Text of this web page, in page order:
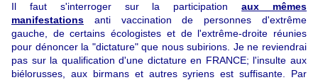
Il faut s'interroger sur la participationaux mêmes
manifestations anti vaccination de personnes d'extrême
gauche, de certains écologistes et de l'extrême-droite réunies
pour dénoncerla "dictature" que nous subirions. Je ne reviendrai
pas sur la qualification d'une dictature en FRANCE; l'insulte aux
biélorusses, aux birmans et autres syriens est suffisante. Par